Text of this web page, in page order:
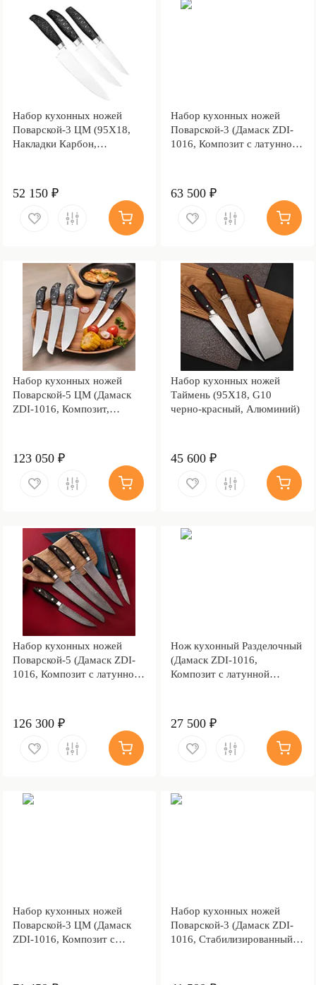
Набор кухонных ножей
Поварской-3 ЦМ (95Х18,
Накладки Карбон,
52 150 ₽
Набор кухонных ножей
Поварской-3 (Дамаск ZDI-
1016, Композит с латунной
63 500 ₽
Набор кухонных ножей
Поварской-5 ЦМ (Дамаск
ZDI-1016, Композит,
123 050 ₽
Набор кухонных ножей
Таймень (95Х18, G10
черно-красный, Алюминий)
45 600 ₽
Набор кухонных ножей
Поварской-5 (Дамаск ZDI-
1016, Композит с латунной
126 300 ₽
Нож кухонный Разделочный
(Дамаск ZDI-1016,
Композит с латунной
27 500 ₽
Набор кухонных ножей
Поварской-3 ЦМ (Дамаск
ZDI-1016, Композит с
Алюминий)
Набор кухонных ножей
Поварской-3 (Дамаск ZDI-
1016, Стабилизированный